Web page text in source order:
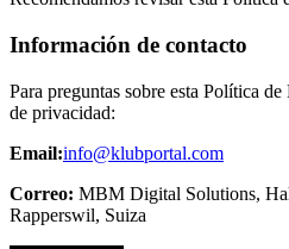
Información de contacto
Para preguntas sobre esta Política
de privacidad:
Email:info@klubportal.com
Correo: MBM Digital Solutions,
Rapperswil, Suiza